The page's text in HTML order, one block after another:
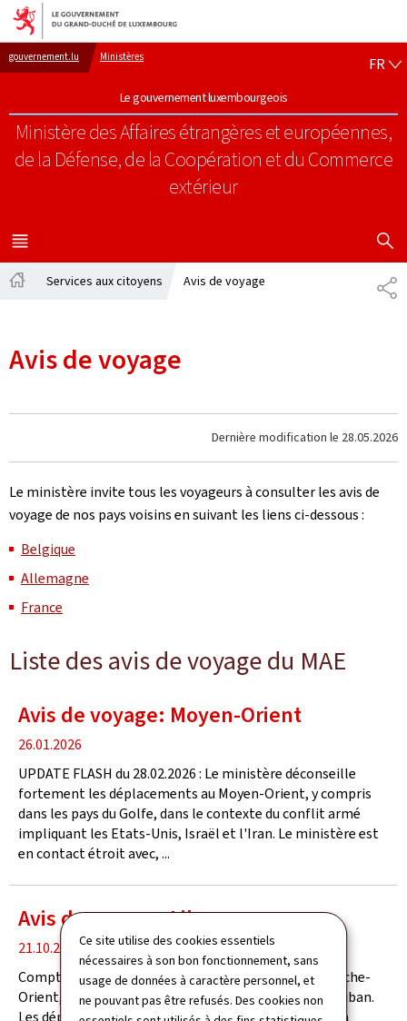
Ce site utilise des cookies essentiels
nécessaires à son bon fonctionnement, sans
usage de données à caractère personnel, et
ne pouvant pas être refusés. Des cookies non
Aller au menu principal
Aller au contenu
gouvernement.lu Ministères
Le gouvernement luxembourgeois
Ministère des Affaires étrangères et européennes,
de la Défense, de la Coopération et du Commerce
extérieur
FR
MENU
PRINCIPAL
Services aux citoyens Avis de voyage
Avis de voyage
Dernière modification le 28.05.2026
Le ministère invite tous les voyageurs à consulter les avis de
voyage de nos pays voisins en suivant les liens ci-dessous :
Belgique
Allemagne
France
Liste des avis de voyage du MAE
Avis de voyage: Moyen-Orient
date
de
publication
26.01.2026
UPDATE FLASH du 28.02.2026 : Le ministère déconseille
fortement les déplacements au Moyen-Orient, y compris
dans les pays du Golfe, dans le contexte du conflit armé
impliquant les Etats-Unis, Israël et l'Iran. Le ministère est
en contact étroit avec, ...
Avis de voyage: Liban
date
de
publication
21.10.2023
Compte tenu des risques d'escalade du conflit au Proche-
Orient, il est fortement déconseillé de se rendre au Liban.
Les déplacements non essentiels dans le sud du Liban